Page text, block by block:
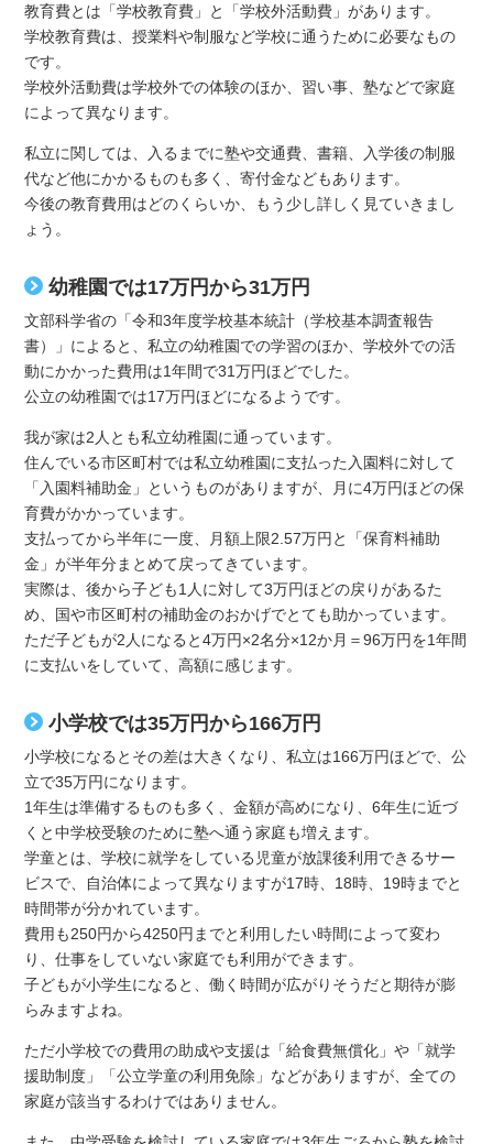
教育費とは「学校教育費」と「学校外活動費」があります。
学校教育費は、授業料や制服など学校に通うために必要なもの
です。
学校外活動費は学校外での体験のほか、習い事、塾などで家庭
によって異なります。
私立に関しては、入るまでに塾や交通費、書籍、入学後の制服
代など他にかかるものも多く、寄付金などもあります。
今後の教育費用はどのくらいか、もう少し詳しく見ていきまし
ょう。
幼稚園では17万円から31万円
文部科学省の「令和3年度学校基本統計（学校基本調査報告
書）」によると、私立の幼稚園での学習のほか、学校外での活
動にかかった費用は1年間で31万円ほどでした。
公立の幼稚園では17万円ほどになるようです。
我が家は2人とも私立幼稚園に通っています。
住んでいる市区町村では私立幼稚園に支払った入園料に対して
「入園料補助金」というものがありますが、月に4万円ほどの保
育費がかかっています。
支払ってから半年に一度、月額上限2.57万円と「保育料補助
金」が半年分まとめて戻ってきています。
実際は、後から子ども1人に対して3万円ほどの戻りがあるた
め、国や市区町村の補助金のおかげでとても助かっています。
ただ子どもが2人になると4万円×2名分×12か月＝96万円を1年間
に支払いをしていて、高額に感じます。
小学校では35万円から166万円
小学校になるとその差は大きくなり、私立は166万円ほどで、公
立で35万円になります。
1年生は準備するものも多く、金額が高めになり、6年生に近づ
くと中学校受験のために塾へ通う家庭も増えます。
学童とは、学校に就学をしている児童が放課後利用できるサー
ビスで、自治体によって異なりますが17時、18時、19時までと
時間帯が分かれています。
費用も250円から4250円までと利用したい時間によって変わ
り、仕事をしていない家庭でも利用ができます。
子どもが小学生になると、働く時間が広がりそうだと期待が膨
らみますよね。
ただ小学校での費用の助成や支援は「給食費無償化」や「就学
援助制度」「公立学童の利用免除」などがありますが、全ての
家庭が該当するわけではありません。